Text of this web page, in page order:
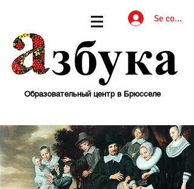
Se
Образовательный центр в Брюсселе